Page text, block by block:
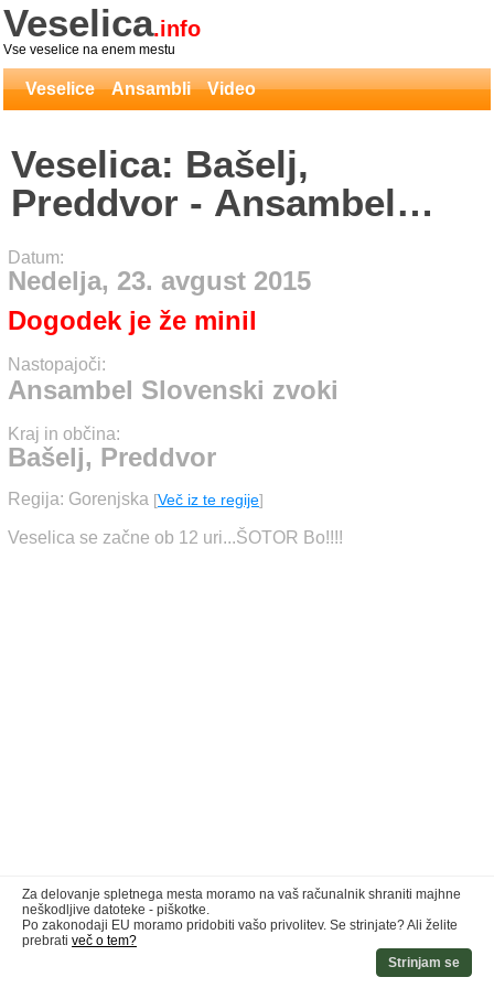
Veselica.info
Vse veselice na enem mestu
Veselice Ansambli Video
Veselica: Bašelj,
Preddvor - Ansambel
Slovenski zvoki
Datum:
Nedelja, 23. avgust 2015
Dogodek je že minil
Nastopajoči:
Ansambel Slovenski zvoki
Kraj in občina:
Bašelj, Preddvor
Regija: Gorenjska [Več iz te regije]
Veselica se začne ob 12 uri...ŠOTOR Bo!!!!
Za delovanje spletnega mesta moramo na vaš računalnik shraniti majhne
neškodljive datoteke - piškotke.
Po zakonodaji EU moramo pridobiti vašo privolitev. Se strinjate? Ali želite
prebrati več o tem?
Strinjam se